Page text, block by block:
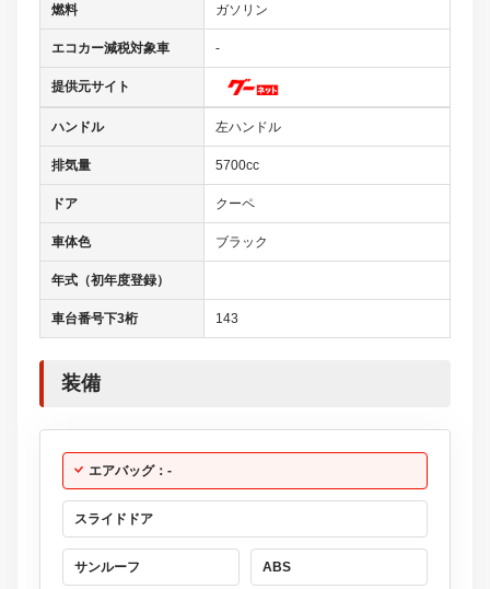
燃料 ガソリン
エコカー減税対象車 -
提供元サイト
ハンドル 左ハンドル
排気量 5700cc
ドア クーペ
車体色 ブラック
年式（初年度登録）
車台番号下3桁 143
装備
エアバッグ：-
スライドドア
サンルーフ ABS